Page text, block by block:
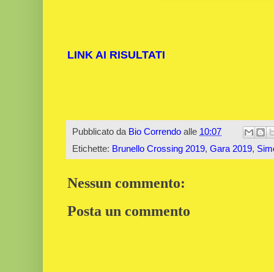
LINK AI RISULTATI
Pubblicato da Bio Correndo alle 10:07
Etichette: Brunello Crossing 2019, Gara 2019,
Nessun commento:
Posta un commento